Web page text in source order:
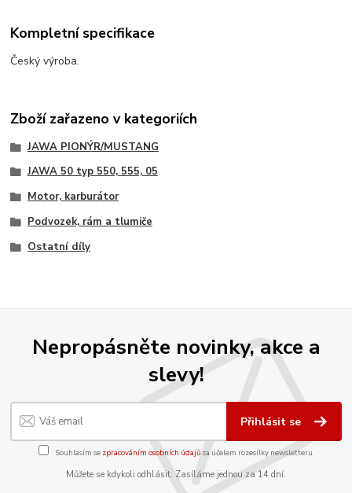
Kompletní specifikace
Český výroba.
Zboží zařazeno v kategoriích
JAWA PIONÝR/MUSTANG
JAWA 50 typ 550, 555, 05
Motor, karburátor
Podvozek, rám a tlumiče
Ostatní díly
Nepropásněte novinky, akce a
slevy!
Přihlásit se
Souhlasím se zpracováním osobních údajůza účelem rozesílky newsletteru.
Můžete se kdykoli odhlásit. Zasíláme jednou za 14 dní.